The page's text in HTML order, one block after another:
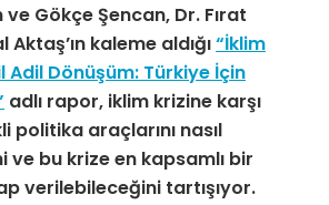
Gökçe Şencan, Dr. Fırat
Aktaş’ın kaleme aldığı“İklim
Adil Dönüşüm: Türkiye İçin
adlı rapor, iklim krizine karşı
politika araçlarını nasıl
bu krize en kapsamlı bir
verilebileceğini tartışıyor.